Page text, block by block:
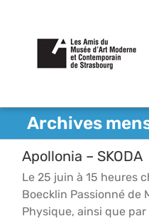
contenu
L’association
Agenda
Actualités
Acquisitions et
Archives
Apollonia – SKODA
Le 25 juin à 15 heures
Boecklin Passionné de
Physique, ainsi que